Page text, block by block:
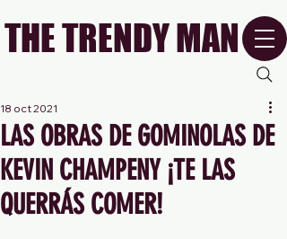
THE TRENDY MAN
LAS OBRAS DE GOMINOLAS DE
KEVIN CHAMPENY ¡TE LAS
QUERRÁS COMER!
18 oct 2021